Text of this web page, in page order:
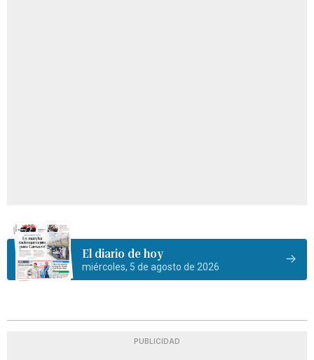
El diario de hoy
miércoles, 5 de agosto de 2026
PUBLICIDAD